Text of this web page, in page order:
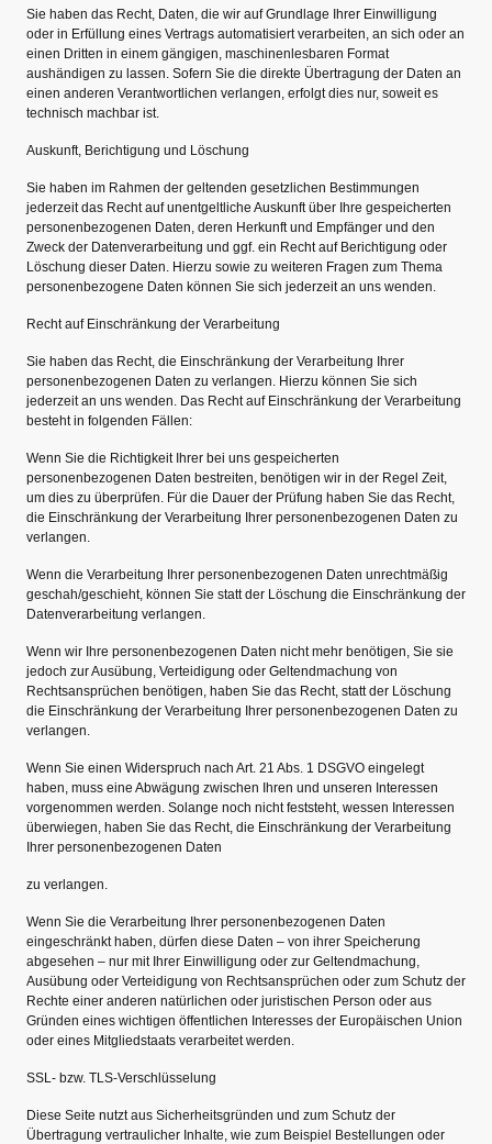
Sie haben das Recht, Daten, die wir auf Grundlage Ihrer Einwilligung
oder in Erfüllung eines Vertrags automatisiert verarbeiten, an sich oder an
einen Dritten in einem gängigen, maschinenlesbaren Format
aushändigen zu lassen. Sofern Sie die direkte Übertragung der Daten an
einen anderen Verantwortlichen verlangen, erfolgt dies nur, soweit es
technisch machbar ist.
Auskunft, Berichtigung und Löschung
Sie haben im Rahmen der geltenden gesetzlichen Bestimmungen
jederzeit das Recht auf unentgeltliche Auskunft über Ihre gespeicherten
personenbezogenen Daten, deren Herkunft und Empfänger und den
Zweck der Datenverarbeitung und ggf. ein Recht auf Berichtigung oder
Löschung dieser Daten. Hierzu sowie zu weiteren Fragen zum Thema
personenbezogene Daten können Sie sich jederzeit an uns wenden.
Recht auf Einschränkung der Verarbeitung
Sie haben das Recht, die Einschränkung der Verarbeitung Ihrer
personenbezogenen Daten zu verlangen. Hierzu können Sie sich
jederzeit an uns wenden. Das Recht auf Einschränkung der Verarbeitung
besteht in folgenden Fällen:
Wenn Sie die Richtigkeit Ihrer bei uns gespeicherten
personenbezogenen Daten bestreiten, benötigen wir in der Regel Zeit,
um dies zu überprüfen. Für die Dauer der Prüfung haben Sie das Recht,
die Einschränkung der Verarbeitung Ihrer personenbezogenen Daten zu
verlangen.
Wenn die Verarbeitung Ihrer personenbezogenen Daten unrechtmäßig
geschah/geschieht, können Sie statt der Löschung die Einschränkung der
Datenverarbeitung verlangen.
Wenn wir Ihre personenbezogenen Daten nicht mehr benötigen, Sie sie
jedoch zur Ausübung, Verteidigung oder Geltendmachung von
Rechtsansprüchen benötigen, haben Sie das Recht, statt der Löschung
die Einschränkung der Verarbeitung Ihrer personenbezogenen Daten zu
verlangen.
Wenn Sie einen Widerspruch nach Art. 21 Abs. 1 DSGVO eingelegt
haben, muss eine Abwägung zwischen Ihren und unseren Interessen
vorgenommen werden. Solange noch nicht feststeht, wessen Interessen
überwiegen, haben Sie das Recht, die Einschränkung der Verarbeitung
Ihrer personenbezogenen Daten
zu verlangen.
Wenn Sie die Verarbeitung Ihrer personenbezogenen Daten
eingeschränkt haben, dürfen diese Daten – von ihrer Speicherung
abgesehen – nur mit Ihrer Einwilligung oder zur Geltendmachung,
Ausübung oder Verteidigung von Rechtsansprüchen oder zum Schutz der
Rechte einer anderen natürlichen oder juristischen Person oder aus
Gründen eines wichtigen öffentlichen Interesses der Europäischen Union
oder eines Mitgliedstaats verarbeitet werden.
SSL- bzw. TLS-Verschlüsselung
Diese Seite nutzt aus Sicherheitsgründen und zum Schutz der
Übertragung vertraulicher Inhalte, wie zum Beispiel Bestellungen oder